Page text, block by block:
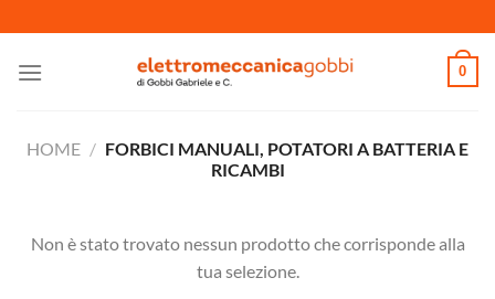
ai
contenuti
0
HOME / FORBICI MANUALI, POTATORI A BATTERIA E
RICAMBI
Non è stato trovato nessun prodotto che corrisponde alla
tua selezione.